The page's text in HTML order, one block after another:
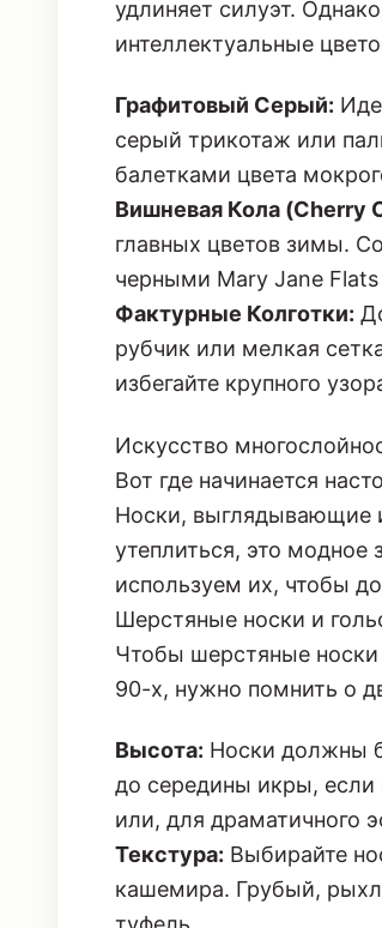
Графитовый Серый:
балетками цвета
Вишневая Кола (Cherry
главных цветов зимы.
черными Mary Jane
Фактурные Колготки:
рубчик или мелкая
избегайте крупного
Искусство
Носки, выглядывающие
утеплиться, это
используем их, чтобы
Шерстяные носки и
Чтобы шерстяные носки
90-х, нужно помнить о
Высота:Носки должны
или, для драматичного
Текстура:Выбирайте
кашемира. Грубый,
туфель.
Цвет:Если туфли